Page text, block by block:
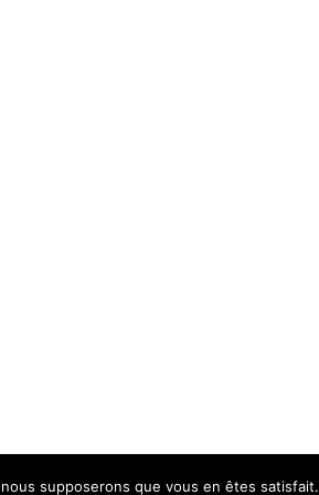
supposerons que vous en êtes satisfait.